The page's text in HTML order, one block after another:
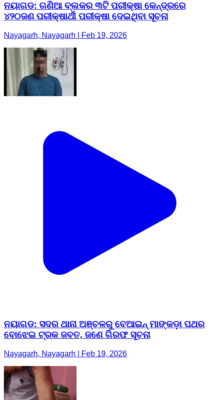
ନୟାଗଡ: ଗଣିଆ ବ୍ଲକର ୩ଟି ପରୀକ୍ଷା କେନ୍ଦ୍ରରେ
୪୨୦ଜଣ ପରୀକ୍ଷାର୍ଥୀ ପରୀକ୍ଷା ଦେଇଥିବା ସୂଚନା
Nayagarh, Nayagarh | Feb 19, 2026
ନୟାଗଡ: ସଦର ଥାନା ଅଞ୍ଚଳରୁ ବେଆଇନ୍ ମାଙ୍କଡ଼ା ପଥର
ବୋଝେଇ ଟ୍ରକ ଜବତ, ଜଣେ ଗିରଫ ସୂଚନା
Nayagarh, Nayagarh | Feb 19, 2026